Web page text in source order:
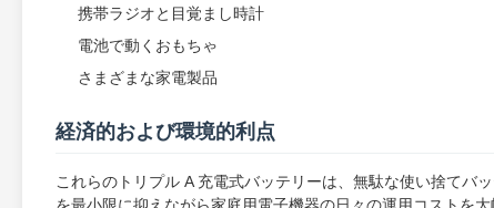
携帯ラジオと目覚まし時計
電池で動くおもちゃ
さまざまな家電製品
経済的および環境的利点
これらのトリプル A 充電式バッテリーは、無駄な使い捨てバ